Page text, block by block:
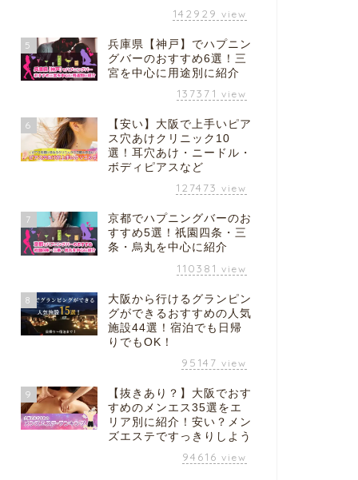
142929 view
5
兵庫県【神戸】でハプニン
グバーのおすすめ6選！三
宮を中心に用途別に紹介
137371 view
6
【安い】大阪で上手いピア
ス穴あけクリニック10
選！耳穴あけ・ニードル・
ボディピアスなど
127473 view
7
京都でハプニングバーのお
すすめ5選！祇園四条・三
条・烏丸を中心に紹介
110381 view
8
大阪から行けるグランピン
グができるおすすめの人気
施設44選！宿泊でも日帰
りでもOK！
95147 view
9
【抜きあり？】大阪でおす
すめのメンエス35選をエ
リア別に紹介！安い？メン
ズエステですっきりしよう
94616 view